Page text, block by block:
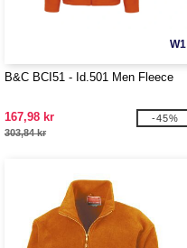
W1
B&C BCI51 - Id.501 Men Fleece
167,98 kr
303,84 kr
-45%